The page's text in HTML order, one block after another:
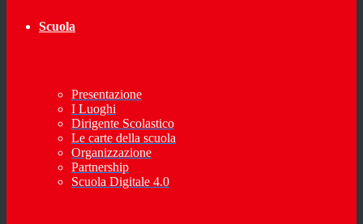
Scuola
Presentazione
I Luoghi
Dirigente Scolastico
Le carte della scuola
Organizzazione
Partnership
Scuola Digitale 4.0